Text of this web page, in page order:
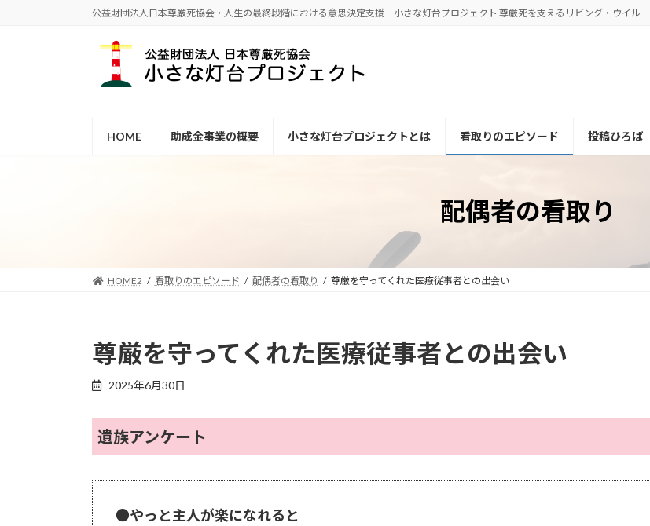
公益財団法人日本尊厳死協会・人生の最終段階における意思決定支援 小さな灯台プロジェクト 尊厳死を支えるリビング・ウイル
HOME 助成金事業の概要 小さな灯台プロジェクトとは 看取りのエピソード 投稿ひろば
配偶者の看取り
HOME2 看取りのエピソード 配偶者の看取り 尊厳を守ってくれた医療従事者との出会い
尊厳を守ってくれた医療従事者との出会い
2025年6月30日
遺族アンケート
●やっと主人が楽になれると